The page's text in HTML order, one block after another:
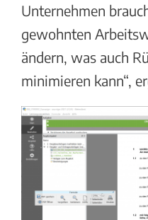
Unternehmen
gewohnten
ändern, was auch
minimieren kann“,